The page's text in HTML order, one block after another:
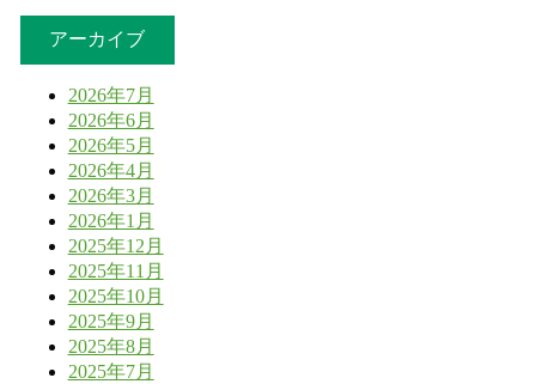
アーカイブ
2026年7月
2026年6月
2026年5月
2026年4月
2026年3月
2026年1月
2025年12月
2025年11月
2025年10月
2025年9月
2025年8月
2025年7月